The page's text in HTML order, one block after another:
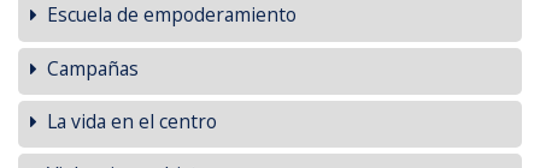
Escuela de empoderamiento
Campañas
La vida en el centro